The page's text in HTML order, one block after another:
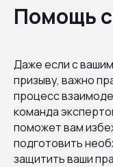
Помощь
Даже если с
призыву, важно
процесс
команда
поможет вам
подготовить
защитить ваши